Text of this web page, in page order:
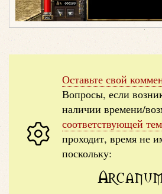
Оставьте свой
Вопросы, если
наличии времени/
соответствующей
проходит, время не
поскольку: